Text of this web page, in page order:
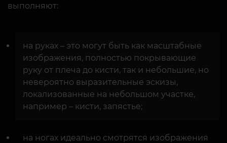
выполняют:
на руках – это могут быть как масштабные
изображения, полностью покрывающие
руку от плеча до кисти, так и небольшие, но
невероятно выразительные эскизы,
локализованные на небольшом участке,
например – кисти, запястье;
на ногах идеально смотрятся изображения